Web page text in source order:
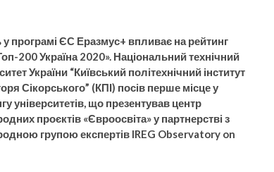
у програмі ЄС Еразмус+ впливає на рейтинг
200 Україна 2020». Національний технічний
України “Київський політехнічний інститут
Сікорського” (КПІ) посів перше місце у
університетів, що презентував центр
проєктів «Євроосвіта» у партнерстві з
групою експертів IREG Observatory on